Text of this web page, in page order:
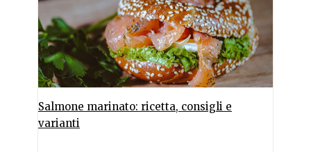
Salmone marinato: ricetta, consigli e
varianti